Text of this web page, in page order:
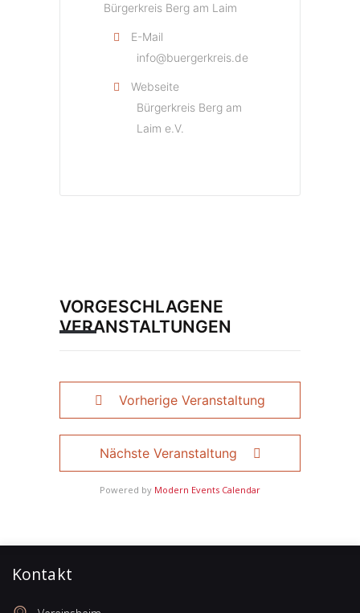
Bürgerkreis Berg am Laim
E-Mail
info@buergerkreis.de
Webseite
Bürgerkreis Berg am
Laim e.V.
VORGESCHLAGENE
VERANSTALTUNGEN
Vorherige Veranstaltung
Nächste Veranstaltung
Powered by Modern Events Calendar
Kontakt